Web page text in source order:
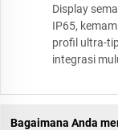
Display
IP65,
profil ultra-
integrasi
Bagaimana Anda